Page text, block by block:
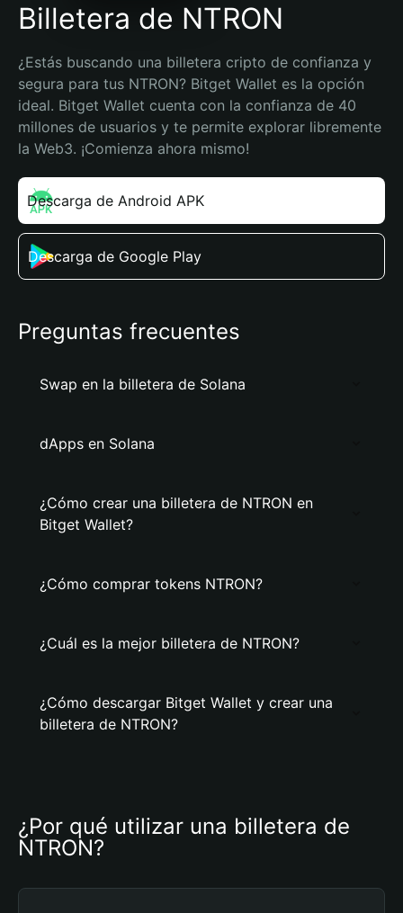
Billetera de NTRON
¿Estás buscando una billetera cripto de confianza y
segura para tus NTRON? Bitget Wallet es la opción
ideal. Bitget Wallet cuenta con la confianza de 40
millones de usuarios y te permite explorar libremente
la Web3. ¡Comienza ahora mismo!
Descarga de Android APK
Descarga de Google Play
Preguntas frecuentes
Swap en la billetera de Solana
dApps en Solana
¿Cómo crear una billetera de NTRON en
Bitget Wallet?
¿Cómo comprar tokens NTRON?
¿Cuál es la mejor billetera de NTRON?
¿Cómo descargar Bitget Wallet y crear una
billetera de NTRON?
¿Por qué utilizar una billetera de
NTRON?